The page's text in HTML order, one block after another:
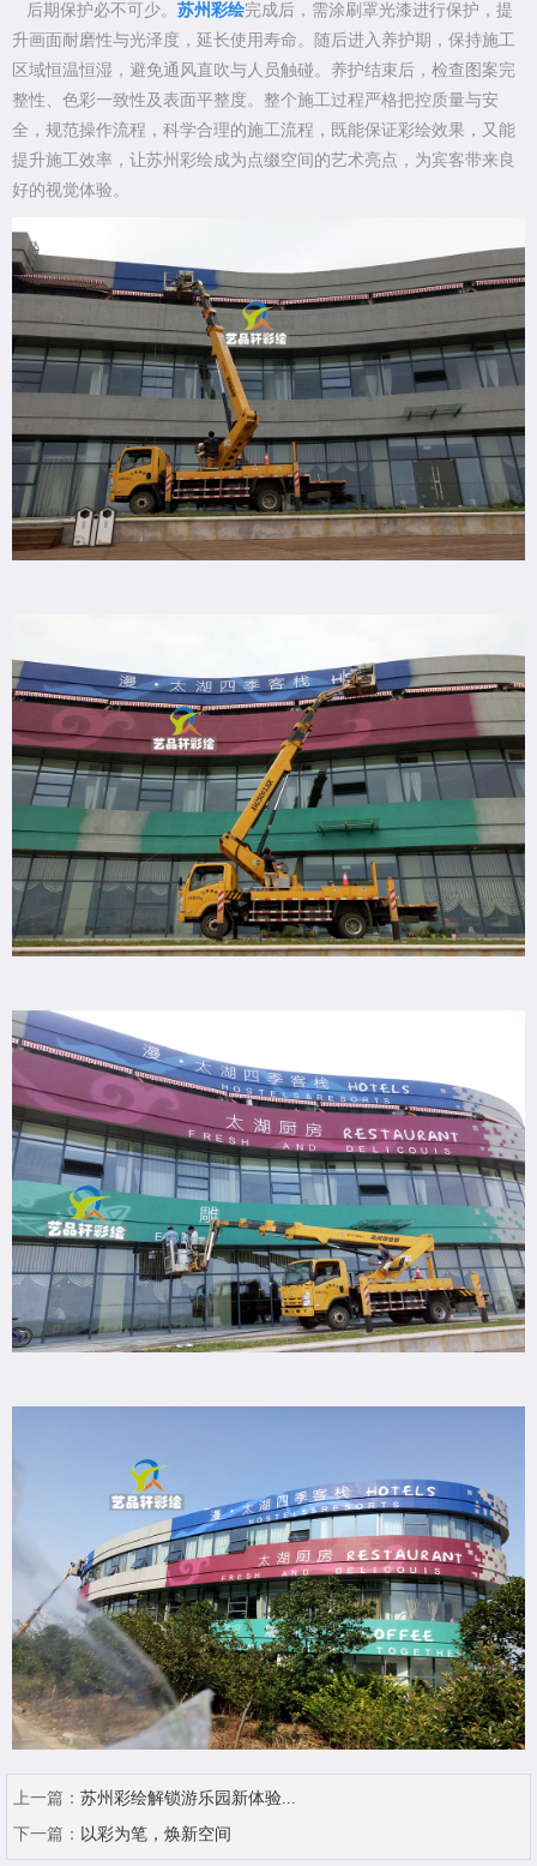
后期保护必不可少。 苏州彩绘完成后，需涂刷罩光漆进行保护，提
升画面耐磨性与光泽度，延长使用寿命。随后进入养护期，保持施工
区域恒温恒湿，避免通风直吹与人员触碰。养护结束后，检查图案完
整性、色彩一致性及表面平整度。整个施工过程严格把控质量与安
全，规范操作流程，科学合理的施工流程，既能保证彩绘效果，又能
提升施工效率，让苏州彩绘成为点缀空间的艺术亮点，为宾客带来良
好的视觉体验。
上一篇： 苏州彩绘解锁游乐园新体验...
下一篇： 以彩为笔，焕新空间